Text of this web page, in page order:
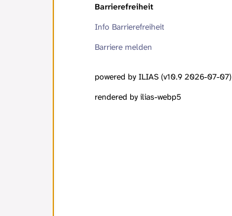
Barrierefreiheit
Info Barrierefreiheit
Barriere melden
powered by ILIAS (v10.9 2026-07-07)
rendered by ilias-webp5